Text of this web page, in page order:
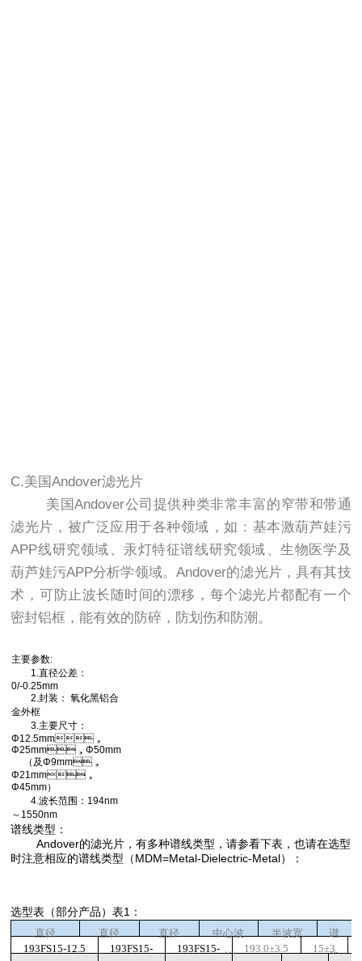
C.美国Andover滤光片
美国Andover公司提供种类非常丰富的窄带和带通
滤光片，被广泛应用于各种领域，如：基本激葫芦娃污
APP线研究领域、汞灯特征谱线研究领域、生物医学及
葫芦娃污APP分析学领域。Andover的滤光片，具有其技
术，可防止波长随时间的漂移，每个滤光片都配有一个
密封铝框，能有效的防碎，防划伤和防潮。
主要参数:
1.直径公差：
0/-0.25mm
2.封装： 氧化黑铝合
金外框
3.主要尺寸：
Φ12.5mm，
Φ25mm，Φ50mm
（及Φ9mm，
Φ21mm，
Φ45mm）
4.波长范围：194nm
～1550nm
谱线类型：
Andover的滤光片，有多种谱线类型，请参看下表，也请在选型
时注意相应的谱线类型（MDM=Metal-Dielectric-Metal）：
选型表（部分产品）表1：
直径
Φ12.5mm
直径
Φ25mm
直径
Φ50mm
中心波
长
半波宽
（nm）
谱
线
193FS15-12.5 193FS15- 193FS15- 193.0±3.5 15±3